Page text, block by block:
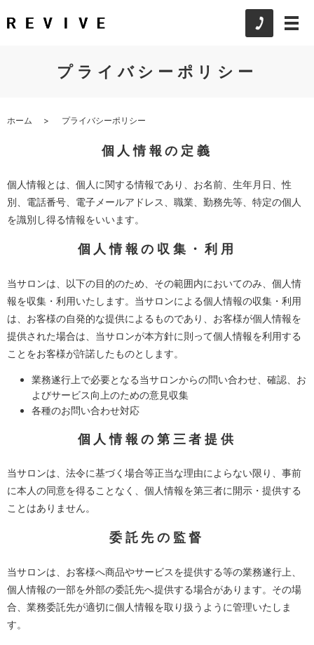
プライバシーポリシー
ホーム プライバシーポリシー
個人情報の定義
個人情報とは、個人に関する情報であり、お名前、生年月日、性
別、電話番号、電子メールアドレス、職業、勤務先等、特定の個人
を識別し得る情報をいいます。
個人情報の収集・利用
当サロンは、以下の目的のため、その範囲内においてのみ、個人情
報を収集・利用いたします。当サロンによる個人情報の収集・利用
は、お客様の自発的な提供によるものであり、お客様が個人情報を
提供された場合は、当サロンが本方針に則って個人情報を利用する
ことをお客様が許諾したものとします。
業務遂行上で必要となる当サロンからの問い合わせ、確認、お
よびサービス向上のための意見収集
各種のお問い合わせ対応
個人情報の第三者提供
当サロンは、法令に基づく場合等正当な理由によらない限り、事前
に本人の同意を得ることなく、個人情報を第三者に開示・提供する
ことはありません。
委託先の監督
当サロンは、お客様へ商品やサービスを提供する等の業務遂行上、
個人情報の一部を外部の委託先へ提供する場合があります。その場
合、業務委託先が適切に個人情報を取り扱うように管理いたしま
す。